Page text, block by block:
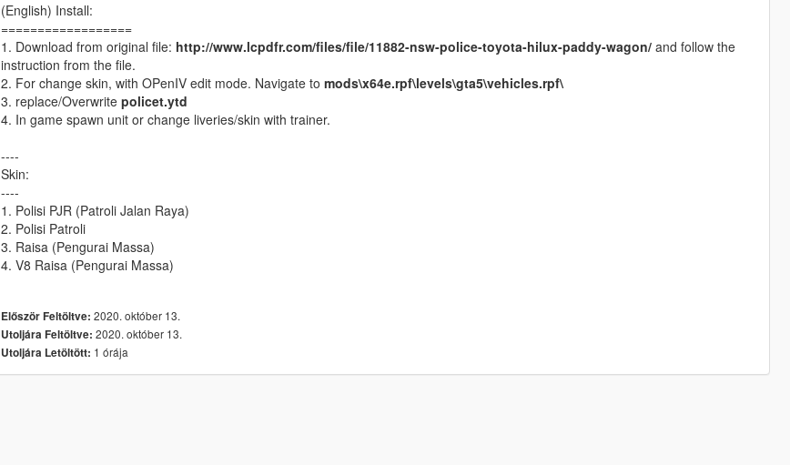
(English) Install:
==================
1. Download from original file: http://www.lcpdfr.com/files/file/11882-nsw-police-toyota-hilux-paddy-wagon/and follow the
instruction from the file.
2. For change skin, with OPenIV edit mode. Navigate to mods\x64e.rpf\levels\gta5\vehicles.rpf\
3. replace/Overwrite policet.ytd
4. In game spawn unit or change liveries/skin with trainer.
----
Skin:
----
1. Polisi PJR (Patroli Jalan Raya)
2. Polisi Patroli
3. Raisa (Pengurai Massa)
4. V8 Raisa (Pengurai Massa)
Először Feltöltve: 2020. október 13.
Utoljára Feltöltve: 2020. október 13.
Utoljára Letöltött: 1 órája